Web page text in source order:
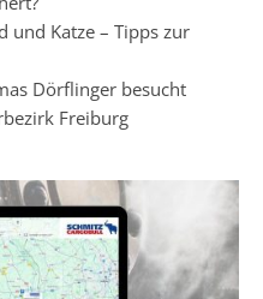
und Katze – Tipps zur
Dörflinger besucht
Freiburg